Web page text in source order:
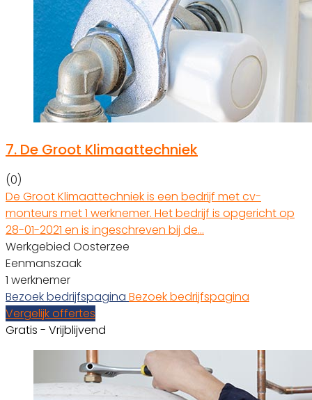
7. De Groot Klimaattechniek
(0)
De Groot Klimaattechniek is een bedrijf met cv-
monteurs met 1 werknemer. Het bedrijf is opgericht op
28-01-2021 en is ingeschreven bij de…
Werkgebied Oosterzee
Eenmanszaak
1 werknemer
Bezoek bedrijfspagina Bezoek bedrijfspagina
Vergelijk offertes
Gratis - Vrijblijvend